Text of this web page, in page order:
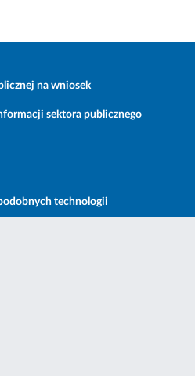
na wniosek
sektora publicznego
technologii